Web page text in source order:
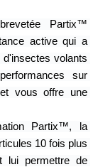
Partix™
active qui a
volants
sur
vous offre une
Partix™, la
10 fois plus
lui permettre de